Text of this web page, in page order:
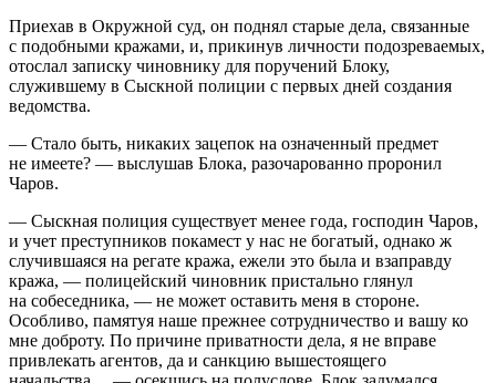
Приехав в Окружной суд, он поднял старые дела, связанные
с подобными кражами, и, прикинув личности подозреваемых,
отослал записку чиновнику для поручений Блоку,
служившему в Сыскной полиции с первых дней создания
ведомства.
— Стало быть, никаких зацепок на означенный предмет
не имеете? — выслушав Блока, разочарованно проронил
Чаров.
— Сыскная полиция существует менее года, господин Чаров,
и учет преступников покамест у нас не богатый, однако ж
случившаяся на регате кража, ежели это была и взаправду
кража, — полицейский чиновник пристально глянул
на собеседника, — не может оставить меня в стороне.
Особливо, памятуя наше прежнее сотрудничество и вашу ко
мне доброту. По причине приватности дела, я не вправе
привлекать агентов, да и санкцию вышестоящего